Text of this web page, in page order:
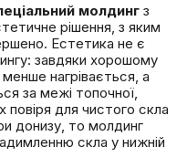
молдинг з
рішення, з яким
Естетика не є
завдяки хорошому
нагрівається, а
за межі топочної,
повіря для чистого скла
донизу, то молдинг
скла у нижній